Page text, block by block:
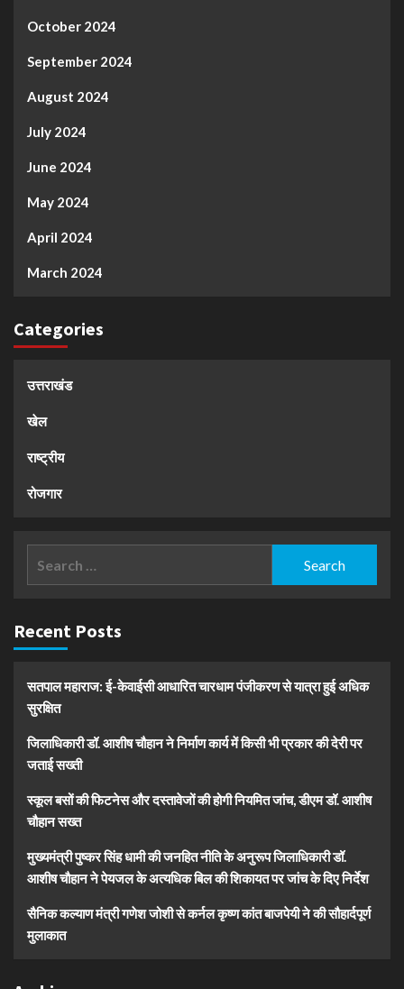
October 2024
September 2024
August 2024
July 2024
June 2024
May 2024
April 2024
March 2024
Categories
उत्तराखंड
खेल
राष्ट्रीय
रोजगार
Recent Posts
सतपाल महाराज: ई-केवाईसी आधारित चारधाम पंजीकरण से यात्रा हुई अधिक
सुरक्षित
जिलाधिकारी डॉ. आशीष चौहान ने निर्माण कार्य में किसी भी प्रकार की देरी पर
जताई सख्ती
स्कूल बसों की फिटनेस और दस्तावेजों की होगी नियमित जांच, डीएम डॉ. आशीष
चौहान सख्त
मुख्यमंत्री पुष्कर सिंह धामी की जनहित नीति के अनुरूप जिलाधिकारी डॉ.
आशीष चौहान ने पेयजल के अत्यधिक बिल की शिकायत पर जांच के दिए निर्देश
सैनिक कल्याण मंत्री गणेश जोशी से कर्नल कृष्ण कांत बाजपेयी ने की सौहार्दपूर्ण
मुलाकात